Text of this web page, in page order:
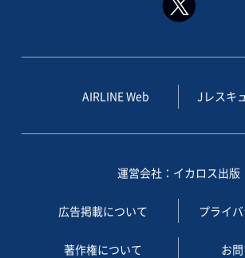
AIRLINE Web Jレスキ
運営会社：イカロス出版
広告掲載について プライ
著作権について お